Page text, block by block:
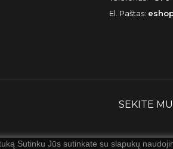
El. Paštas:
Sutinku Jūs sutinkate su slapukų
SEKITE